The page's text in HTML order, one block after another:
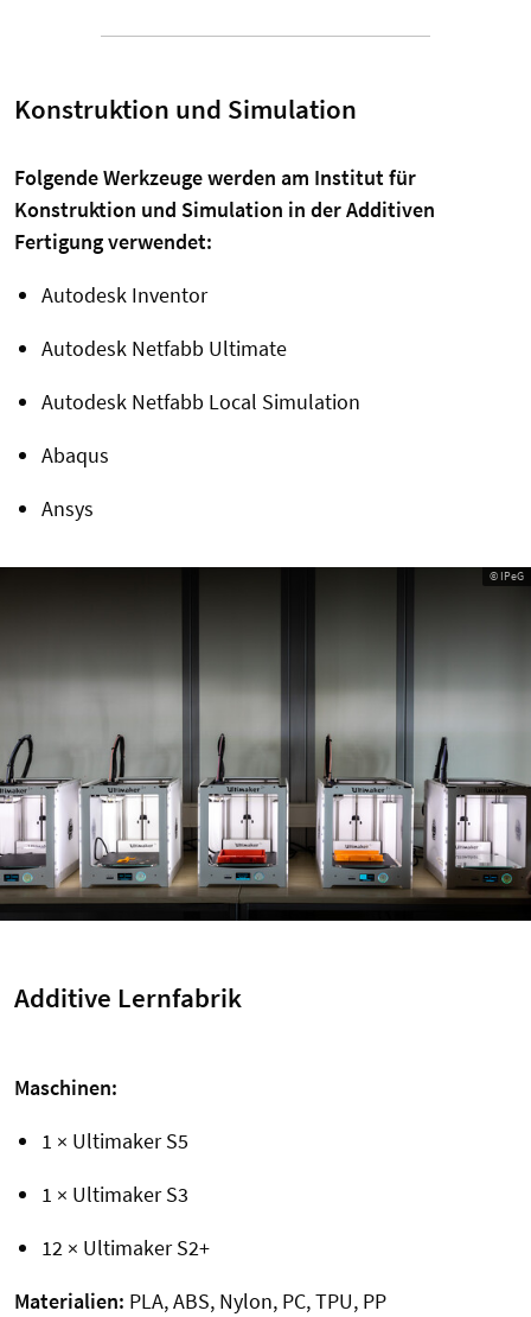
Konstruktion und Simulation
Folgende Werkzeuge werden am Institut für
Konstruktion und Simulation in der Additiven
Fertigung verwendet:
Autodesk Inventor
Autodesk Netfabb Ultimate
Autodesk Netfabb Local Simulation
Abaqus
Ansys
© IPeG
Additive Lernfabrik
Maschinen:
1 × Ultimaker S5
1 × Ultimaker S3
12 × Ultimaker S2+
Materialien: PLA, ABS, Nylon, PC, TPU, PP